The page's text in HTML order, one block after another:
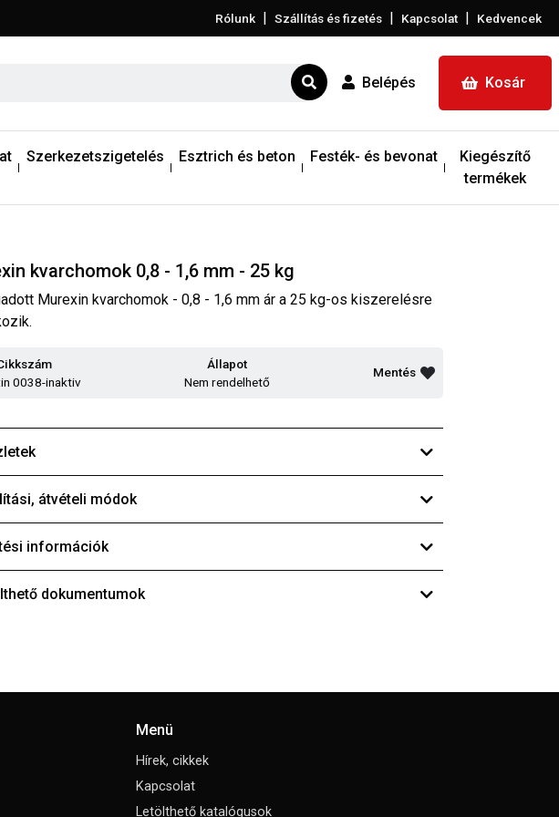
Rólunk | Szállítás és fizetés | Kapcsolat | Kedvencek
Belépés Kosár
Szerkezetszigetelés Esztrich és beton Festék- és bevonat
Kiegészítő
termékek
kvarchomok 0,8 - 1,6 mm - 25 kg
Murexin kvarchomok - 0,8 - 1,6 mm ár a 25 kg-os kiszerelésre
0038-inaktiv
Állapot
Nem rendelhető
Mentés
átvételi módok
információk
dokumentumok
Menü
Hírek, cikkek
Kapcsolat
Letölthető katalógusok